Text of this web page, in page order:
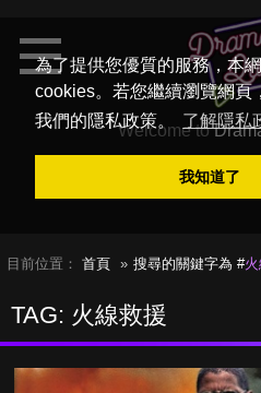
為了提供您優質的服務，本
cookies。若您繼續瀏覽網頁
我們的隱私政策。
了解隱私
我知道了
Welcome to
目前位置： 首頁 搜尋的關鍵字為 #
TAG: 火線救援